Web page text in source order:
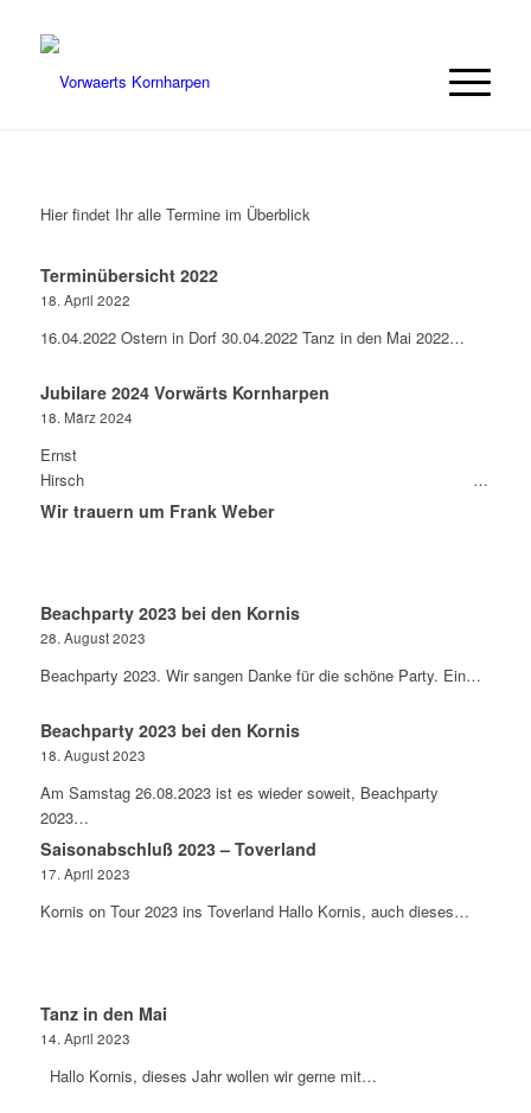
Hier findet Ihr alle Termine im Überblick
Terminübersicht 2022
18. April 2022
16.04.2022 Ostern in Dorf 30.04.2022 Tanz in den Mai 2022…
Jubilare 2024 Vorwärts Kornharpen
18. März 2024
Ernst
Hirsch …
Wir trauern um Frank Weber
Beachparty 2023 bei den Kornis
28. August 2023
Beachparty 2023. Wir sangen Danke für die schöne Party. Ein…
Beachparty 2023 bei den Kornis
18. August 2023
Am Samstag 26.08.2023 ist es wieder soweit, Beachparty
2023…
Saisonabschluß 2023 – Toverland
17. April 2023
Kornis on Tour 2023 ins Toverland Hallo Kornis, auch dieses…
Tanz in den Mai
14. April 2023
Hallo Kornis, dieses Jahr wollen wir gerne mit…